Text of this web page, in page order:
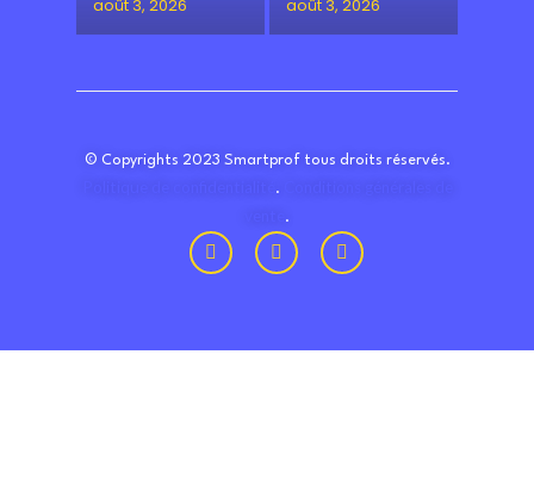
août 3, 2026 août 3, 2026
© Copyrights 2023 Smartprof tous droits réservés.
.
.